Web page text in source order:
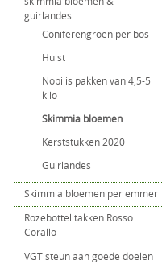
guirlandes.
Coniferengroen per bos
Hulst
Nobilis pakken van 4,5-5
kilo
Skimmia bloemen
Kerststukken 2020
Guirlandes
Skimmia bloemen per emmer
Rozebottel takken Rosso
Corallo
VGT steun aan goede doelen